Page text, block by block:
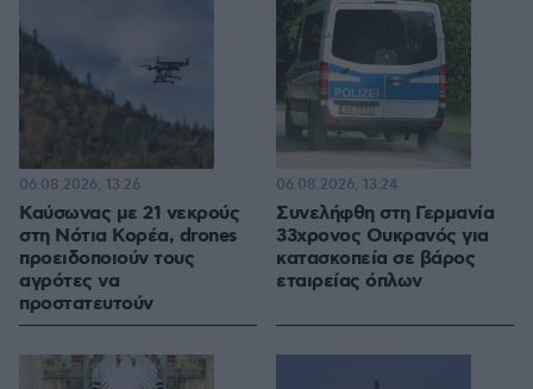
Καύσωνας με 21 νεκρούς
στη Νότια Κορέα, drones
προειδοποιούν τους
αγρότες να
προστατευτούν
06.08.2026, 13:26
Συνελήφθη στη Γερμανία
33χρονος Ουκρανός για
κατασκοπεία σε βάρος
εταιρείας όπλων
06.08.2026, 13:24